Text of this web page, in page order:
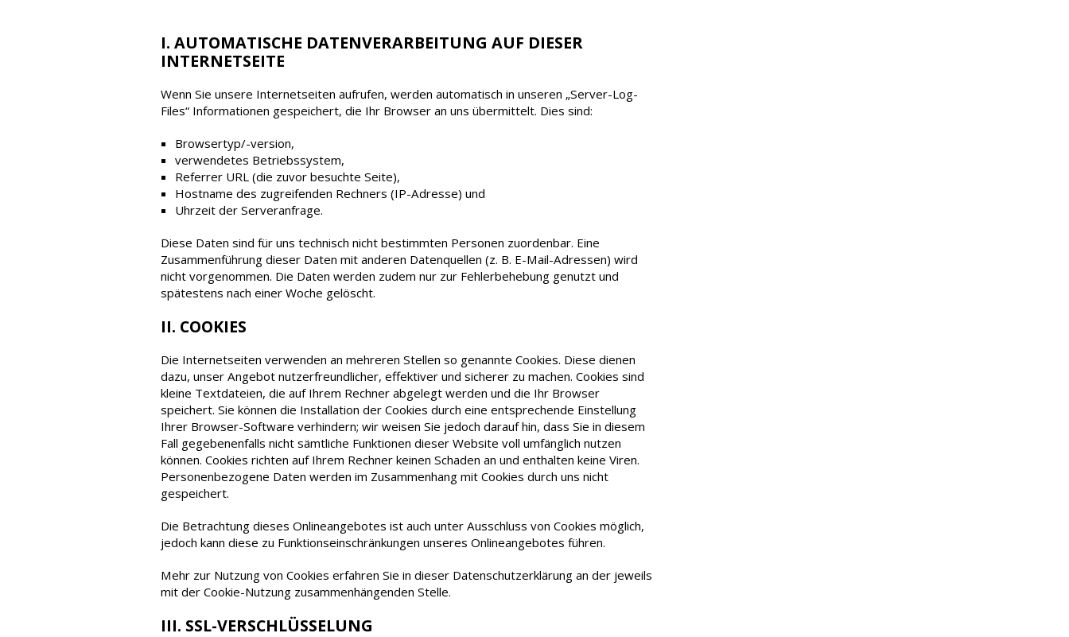
I. AUTOMATISCHE DATENVERARBEITUNG AUF DIESER
INTERNETSEITE
Wenn Sie unsere Internetseiten aufrufen, werden automatisch in unseren „Server-Log-
Files“ Informationen gespeichert, die Ihr Browser an uns übermittelt. Dies sind:
Browsertyp/-version,
verwendetes Betriebssystem,
Referrer URL (die zuvor besuchte Seite),
Hostname des zugreifenden Rechners (IP-Adresse) und
Uhrzeit der Serveranfrage.
Diese Daten sind für uns technisch nicht bestimmten Personen zuordenbar. Eine
Zusammenführung dieser Daten mit anderen Datenquellen (z. B. E-Mail-Adressen) wird
nicht vorgenommen. Die Daten werden zudem nur zur Fehlerbehebung genutzt und
spätestens nach einer Woche gelöscht.
II. COOKIES
Die Internetseiten verwenden an mehreren Stellen so genannte Cookies. Diese dienen
dazu, unser Angebot nutzerfreundlicher, effektiver und sicherer zu machen. Cookies sind
kleine Textdateien, die auf Ihrem Rechner abgelegt werden und die Ihr Browser
speichert. Sie können die Installation der Cookies durch eine entsprechende Einstellung
Ihrer Browser-Software verhindern; wir weisen Sie jedoch darauf hin, dass Sie in diesem
Fall gegebenenfalls nicht sämtliche Funktionen dieser Website voll umfänglich nutzen
können. Cookies richten auf Ihrem Rechner keinen Schaden an und enthalten keine Viren.
Personenbezogene Daten werden im Zusammenhang mit Cookies durch uns nicht
gespeichert.
Die Betrachtung dieses Onlineangebotes ist auch unter Ausschluss von Cookies möglich,
jedoch kann diese zu Funktionseinschränkungen unseres Onlineangebotes führen.
Mehr zur Nutzung von Cookies erfahren Sie in dieser Datenschutzerklärung an der jeweils
mit der Cookie-Nutzung zusammenhängenden Stelle.
III. SSL-VERSCHLÜSSELUNG